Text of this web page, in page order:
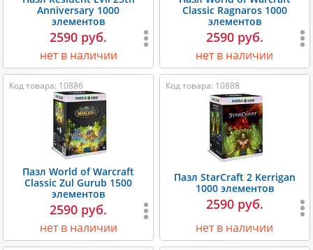
Anniversary 1000
элементов
2590 руб.
нет в наличии
Classic Ragnaros 1000
элементов
2590 руб.
нет в наличии
Код товара: 10886
Пазл World of Warcraft
Classic Zul Gurub 1500
элементов
2590 руб.
нет в наличии
Код товара: 10888
Пазл StarCraft 2 Kerrigan
1000 элементов
2590 руб.
нет в наличии